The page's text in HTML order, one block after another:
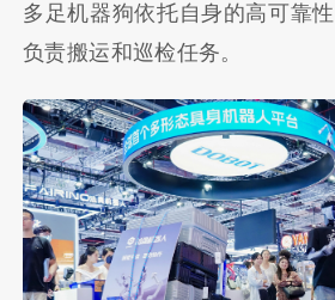
多足机器狗依托自身的高可靠
负责搬运和巡检任务。